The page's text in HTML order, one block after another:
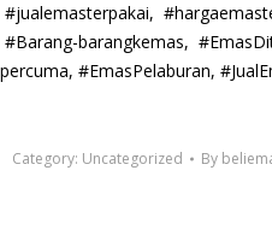
#jualemasterpakai,
#Barang-barangkemas,
percuma, #EmasPelaburan,
Category: Uncategorized By